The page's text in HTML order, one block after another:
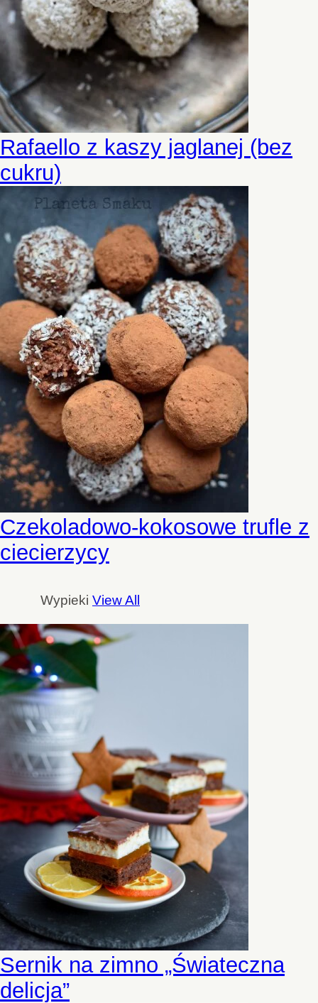
Rafaello z kaszy jaglanej (bez
cukru)
Czekoladowo-kokosowe trufle z
ciecierzycy
Wypieki View All
Sernik na zimno „Świateczna
delicja”